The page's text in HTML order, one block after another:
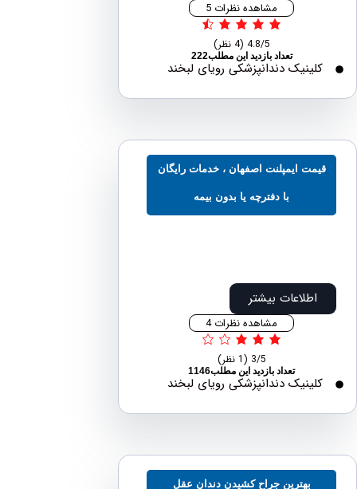
مشاهده نظرات 5
تعداد بازدید این مطلب222
دندانپزشکی رویای لبخند
ایمپلنت اصفهان ، خدمات رایگان
با دفترچه یا بدون بیمه
اطلاعات بیشتر
مشاهده نظرات 4
تعداد بازدید این مطلب1146
دندانپزشکی رویای لبخند
بهترین جراح کشیدن دندان عقل